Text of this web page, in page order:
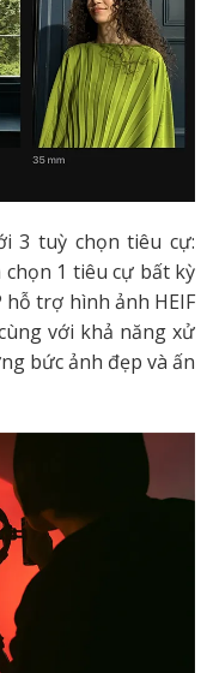
3 tuỳ chọn tiêu cự:
chọn 1 tiêu cự bất kỳ
hỗ trợ hình ảnh HEIF
với khả năng xử
bức ảnh đẹp và ấn